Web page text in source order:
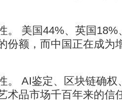
。 美国44%、英国
份额，而中国正在成为
。 AI鉴定、区块链确权
品市场千百年来的信